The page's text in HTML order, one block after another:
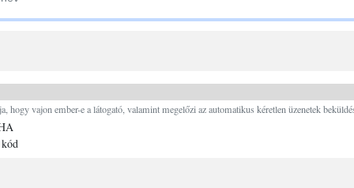
hogy vajon ember-e a látogató, valamint megelőzi az automatikus kéretlen üzenetek